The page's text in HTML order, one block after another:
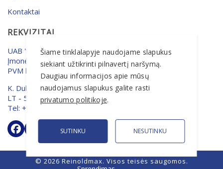
Kontaktai
REKVIZITAI
UAB "MERSETA"
Įmonės kodas: 133648055
PVM kodas: LT336480515
K. Dulksnio g. 9, Narsiečiai
LT - 53304 Kaunas, Lietuva
Tel: +370 37 393666
© 2026 Reinoldmax. Visos teisės saugomos.
Šiame tinklalapyje naudojame slapukus
siekiant užtikrinti pilnavertį naršymą.
Daugiau informacijos apie mūsų
naudojamus slapukus galite rasti
privatumo politikoje.
SUTINKU NESUTINKU